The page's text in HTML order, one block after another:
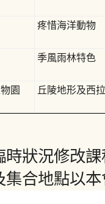
疼惜海洋動物
季風雨林特色
園 丘陵地形及西
時狀況修改
集合地點以